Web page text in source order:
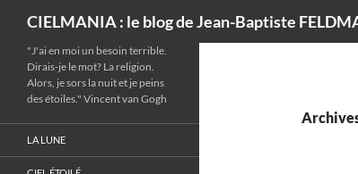
CIELMANIA : le blog de Jean-Baptiste
"J'ai en moi un besoin terrible.
Dirais-je le mot? La religion.
Alors, je sors la nuit et je peins
des étoiles." Vincent van Gogh
LA LUNE